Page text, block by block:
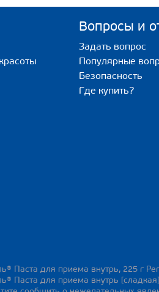
Вопросы и
Задать вопрос
Популярные
Безопасность
Где купить?
Паста для приема внутрь, 225 г
Паста для приема внутрь